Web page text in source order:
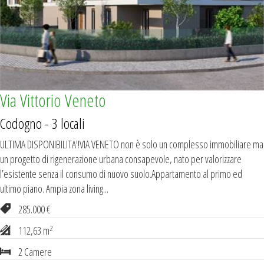
Via Vittorio Veneto
Codogno - 3 locali
ULTIMA DISPONIBILITA'!VIA VENETO non è solo un complesso immobiliare ma
un progetto di rigenerazione urbana consapevole, nato per valorizzare
l’esistente senza il consumo di nuovo suolo.Appartamento al primo ed
ultimo piano. Ampia zona living...
285.000 €
112,63 m2
2 Camere